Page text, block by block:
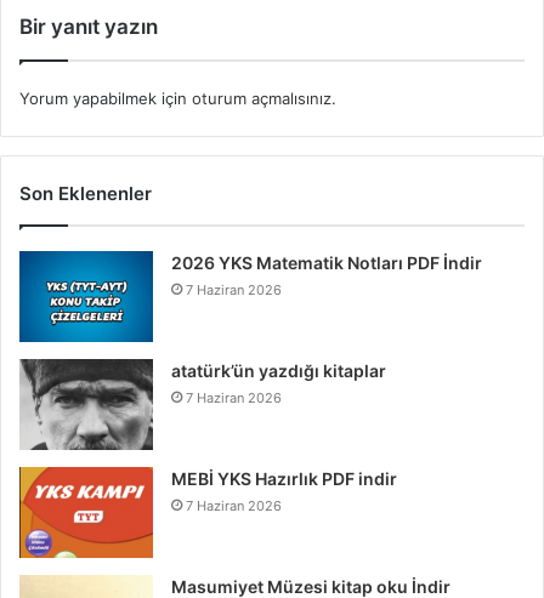
Bir yanıt yazın
Yorum yapabilmek için oturum açmalısınız.
Son Eklenenler
2026 YKS Matematik Notları PDF İndir
7 Haziran 2026
atatürk’ün yazdığı kitaplar
7 Haziran 2026
MEBİ YKS Hazırlık PDF indir
7 Haziran 2026
Masumiyet Müzesi kitap oku İndir